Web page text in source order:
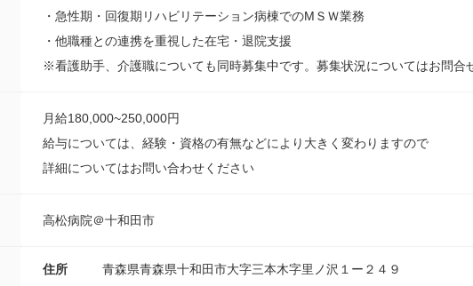
・急性期・回復期リハビリテーション病棟でのMＳＷ業務
・他職種との連携を重視した在宅・退院支援
※看護助手、介護職についても同時募集中です。募集状況についてはお問合
月給180,000~250,000円
給与については、経験・資格の有無などにより大きく変わりますので
詳細についてはお問い合わせください
高松病院＠十和田市
住所 青森県青森県十和田市大字三本木字里ノ沢１ー２４９